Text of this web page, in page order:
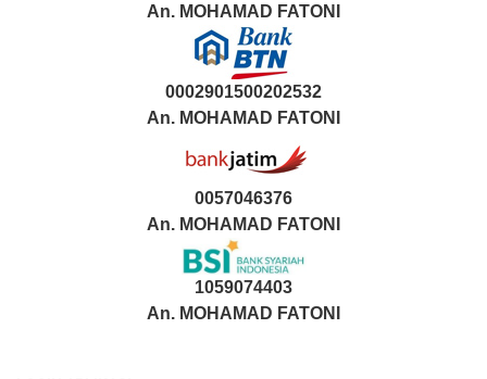
An. MOHAMAD FATONI
0002901500202532
An. MOHAMAD FATONI
0057046376
An. MOHAMAD FATONI
1059074403
An. MOHAMAD FATONI